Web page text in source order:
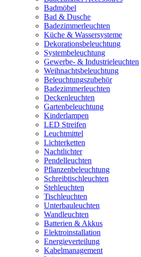
Badmöbel
Bad & Dusche
Badezimmerleuchten
Küche & Wassersysteme
Dekorationsbeleuchtung
Systembeleuchtung
Gewerbe- & Industrieleuchten
Weihnachtsbeleuchtung
Beleuchtungszubehör
Badezimmerleuchten
Deckenleuchten
Gartenbeleuchtung
Kinderlampen
LED Streifen
Leuchtmittel
Lichterketten
Nachtlichter
Pendelleuchten
Pflanzenbeleuchtung
Schreibtischleuchten
Stehleuchten
Tischleuchten
Unterbauleuchten
Wandleuchten
Batterien & Akkus
Elektroinstallation
Energieverteilung
Kabelmanagement